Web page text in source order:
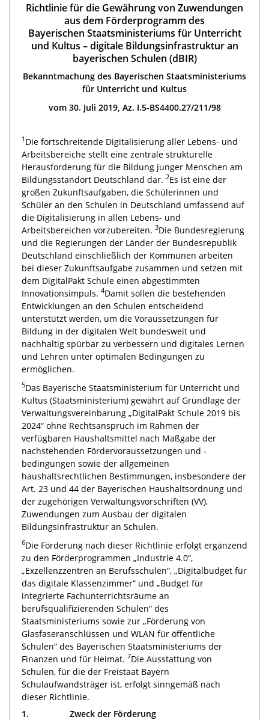
Richtlinie für die Gewährung von Zuwendungen
aus dem Förderprogramm des
Bayerischen Staatsministeriums für Unterricht
und Kultus – digitale Bildungsinfrastruktur an
bayerischen Schulen (dBIR)
Bekanntmachung des Bayerischen Staatsministeriums
für Unterricht und Kultus
vom 30. Juli 2019, Az. I.5-BS4400.27/211/98
1 Die fortschreitende Digitalisierung aller Lebens- und
Arbeitsbereiche stellt eine zentrale strukturelle
Herausforderung für die Bildung junger Menschen am
Bildungsstandort Deutschland dar. 2Es ist eine der
großen Zukunftsaufgaben, die Schülerinnen und
Schüler an den Schulen in Deutschland umfassend auf
die Digitalisierung in allen Lebens- und
Arbeitsbereichen vorzubereiten. 3Die Bundesregierung
und die Regierungen der Länder der Bundesrepublik
Deutschland einschließlich der Kommunen arbeiten
bei dieser Zukunftsaufgabe zusammen und setzen mit
dem DigitalPakt Schule einen abgestimmten
Innovationsimpuls. 4Damit sollen die bestehenden
Entwicklungen an den Schulen entscheidend
unterstützt werden, um die Voraussetzungen für
Bildung in der digitalen Welt bundesweit und
nachhaltig spürbar zu verbessern und digitales Lernen
und Lehren unter optimalen Bedingungen zu
ermöglichen.
5Das Bayerische Staatsministerium für Unterricht und
Kultus (Staatsministerium) gewährt auf Grundlage der
Verwaltungsvereinbarung „DigitalPakt Schule 2019 bis
2024“ ohne Rechtsanspruch im Rahmen der
verfügbaren Haushaltsmittel nach Maßgabe der
nachstehenden Fördervoraussetzungen und -
bedingungen sowie der allgemeinen
haushaltsrechtlichen Bestimmungen, insbesondere der
Art. 23 und 44 der Bayerischen Haushaltsordnung und
der zugehörigen Verwaltungsvorschriften (VV),
Zuwendungen zum Ausbau der digitalen
Bildungsinfrastruktur an Schulen.
6Die Förderung nach dieser Richtlinie erfolgt ergänzend
zu den Förderprogrammen „Industrie 4.0“,
„Exzellenzzentren an Berufsschulen“, „Digitalbudget für
das digitale Klassenzimmer“ und „Budget für
integrierte Fachunterrichtsräume an
berufsqualifizierenden Schulen“ des
Staatsministeriums sowie zur „Förderung von
Glasfaseranschlüssen und WLAN für öffentliche
Schulen“ des Bayerischen Staatsministeriums der
Finanzen und für Heimat. 7Die Ausstattung von
Schulen, für die der Freistaat Bayern
Schulaufwandsträger ist, erfolgt sinngemäß nach
dieser Richtlinie.
1.
Zweck der Förderung